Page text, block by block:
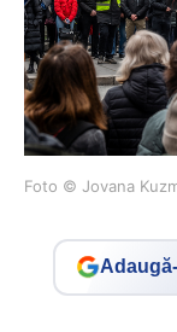
Foto © Jovana